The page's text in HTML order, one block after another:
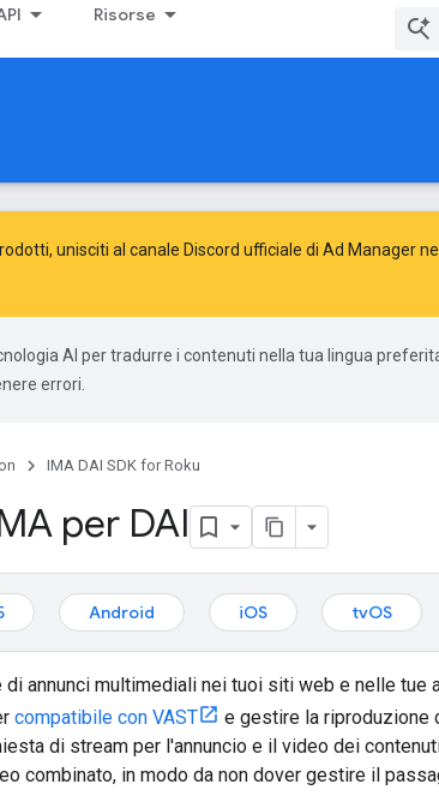
Risorse
unisciti al canale Discord ufficiale di Ad Manager
AI per tradurre i contenuti nella tua lingua
errori.
IMA DAI SDK for Roku
per DAI
Android iOS tvOS
di annunci multimediali nei tuoi siti web e nelle tue
compatibile con VAST
e gestire la riproduzione
di stream per l'annuncio e il video dei
combinato, in modo da non dover gestire il